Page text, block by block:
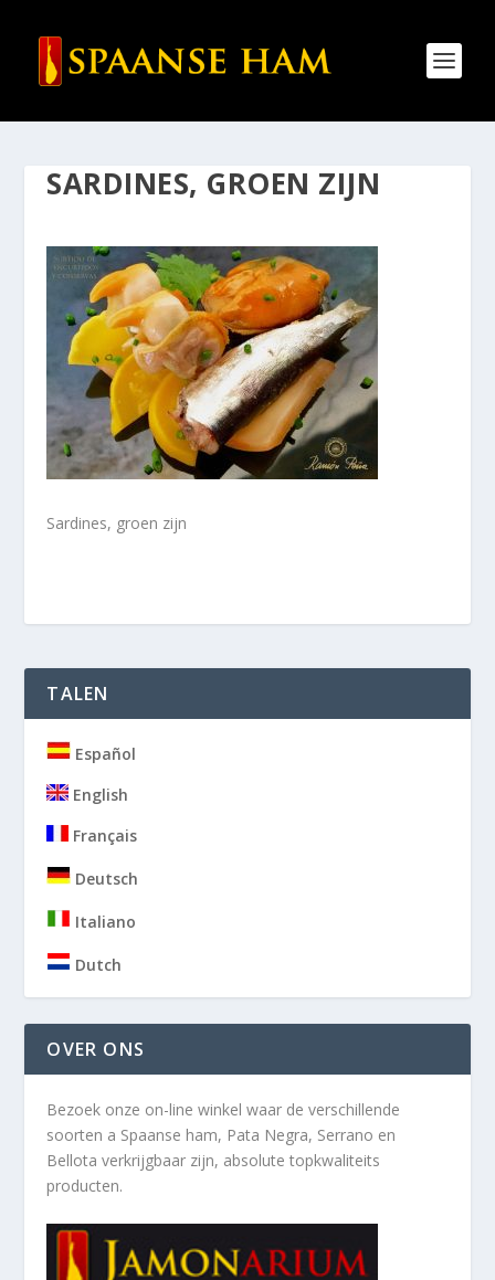
SARDINES, GROEN ZIJN
Sardines, groen zijn
TALEN
Español
English
Français
Deutsch
Italiano
Dutch
OVER ONS
Bezoek onze on-line winkel waar de verschillende
soorten a Spaanse ham, Pata Negra, Serrano en
Bellota verkrijgbaar zijn, absolute topkwaliteits
producten.